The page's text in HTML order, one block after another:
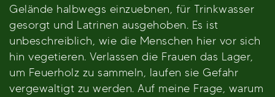
Gelände halbwegs einzuebnen, für Trinkwasser
gesorgt und Latrinen ausgehoben. Es ist
unbeschreiblich, wie die Menschen hier vor sich
hin vegetieren. Verlassen die Frauen das Lager,
um Feuerholz zu sammeln, laufen sie Gefahr
vergewaltigt zu werden. Auf meine Frage, warum